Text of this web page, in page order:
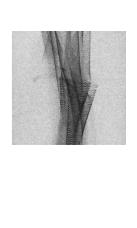
丸岡 翔
イソ〇一六三八四〇〇
落散 京都